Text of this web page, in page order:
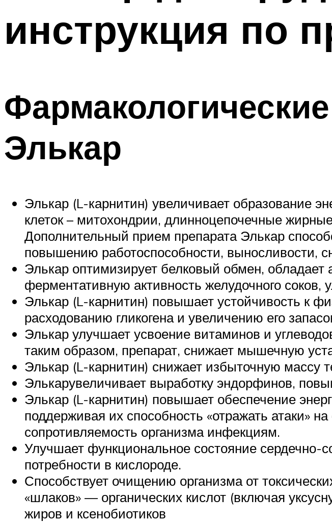
инструкция по
Элькар
Элькар (L-карнитин) увеличивает образование
клеток – митохондрии, длинноцепочечные
Дополнительный прием препарата Элькар
повышению работоспособности, выносливости,
Элькар оптимизирует белковый обмен,
ферментативную активность желудочного соков,
Элькар (L-карнитин) повышает устойчивость к
расходованию гликогена и увеличению его
Элькар улучшает усвоение витаминов и
таким образом, препарат, снижает мышечную
Элькар (L-карнитин) снижает избыточную
Элькарувеличивает выработку эндорфинов,
Элькар (L-карнитин) повышает обеспечение
поддерживая их способность «отражать атаки»
сопротивляемость организма инфекциям.
Улучшает функциональное состояние
потребности в кислороде.
Способствует очищению организма от
«шлаков» — органических кислот (включая
жиров и ксенобиотиков